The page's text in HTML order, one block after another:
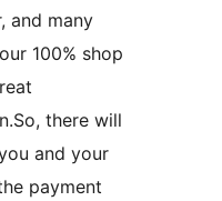
and many
100% shop
there will
and your
payment